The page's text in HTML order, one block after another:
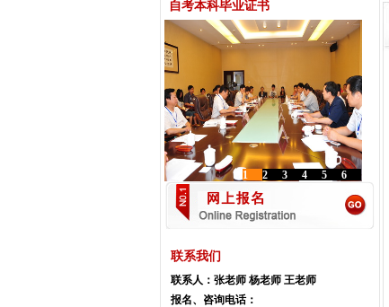
自考本科毕业证书
6
5
4
3
2
1
联系我们
联系人： 张老师 杨老师 王老师
报名、咨询电话：